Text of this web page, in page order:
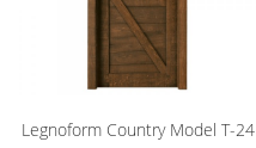
Legnoform Country Model T-24